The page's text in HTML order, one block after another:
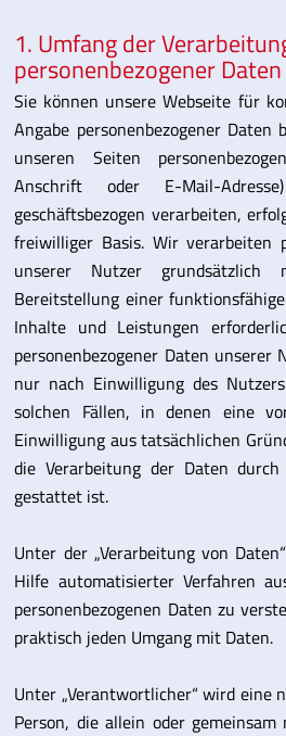
1. Umfang der
personenbezogener Daten
Sie können unsere Webseite für
Angabe personenbezogener
unseren Seiten
Anschrift oder E-Mail-
geschäftsbezogen verarbeiten,
freiwilliger Basis. Wir verarbeiten
unserer Nutzer
Bereitstellung einer
Inhalte und Leistungen
personenbezogener Daten unserer
nur nach Einwilligung des
solchen Fällen, in denen eine
Einwilligung aus tatsächlichen
die Verarbeitung der Daten durch
gestattet ist.
Unter der „Verarbeitung von
Hilfe automatisierter Verfahren
personenbezogenen Daten zu
praktisch jeden Umgang mit Daten.
Unter „Verantwortlicher“ wird eine
Person, die allein oder